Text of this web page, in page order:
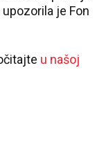
je Fon
u našoj